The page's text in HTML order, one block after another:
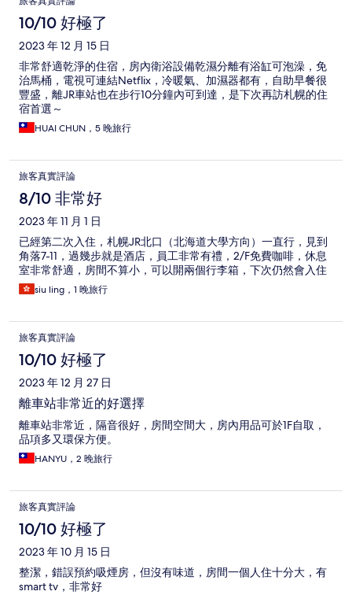
10/10 好極了
2023 年 12 月 15 日
非常舒適乾淨的住宿，房內衛浴設備乾濕分離有浴缸可泡澡，免
治馬桶，電視可連結Netflix，冷暖氣、加濕器都有，自助早餐很
豐盛，離JR車站也在步行10分鐘內可到達，是下次再訪札幌的住
宿首選～
HUAI CHUN，5 晚旅行
旅客真實評論
8/10 非常好
2023 年 11 月 1 日
已經第二次入住，札幌JR北口（北海道大學方向）一直行，見到
角落7-11，過幾步就是酒店，員工非常有禮，2/F免費咖啡，休息
室非常舒適，房間不算小，可以開兩個行李箱，下次仍然會入住
siu ling，1 晚旅行
旅客真實評論
10/10 好極了
2023 年 12 月 27 日
離車站非常近的好選擇
離車站非常近，隔音很好，房間空間大，房內用品可於1F自取，
品項多又環保方便。
HANYU，2 晚旅行
旅客真實評論
10/10 好極了
2023 年 10 月 15 日
整潔，錯誤預約吸煙房，但沒有味道，房間一個人住十分大，有
smart tv，非常好